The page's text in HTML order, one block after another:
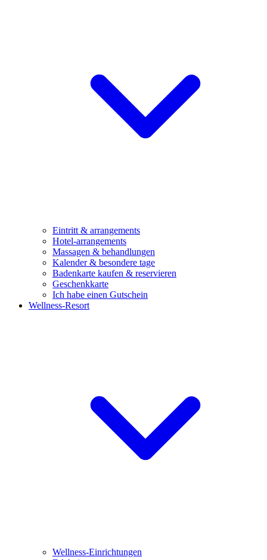
Eintritt & arrangements
Hotel-arrangements
Massagen & behandlungen
Kalender & besondere tage
Badenkarte kaufen & reservieren
Geschenkkarte
Ich habe einen Gutschein
Wellness-Resort
Wellness-Einrichtungen